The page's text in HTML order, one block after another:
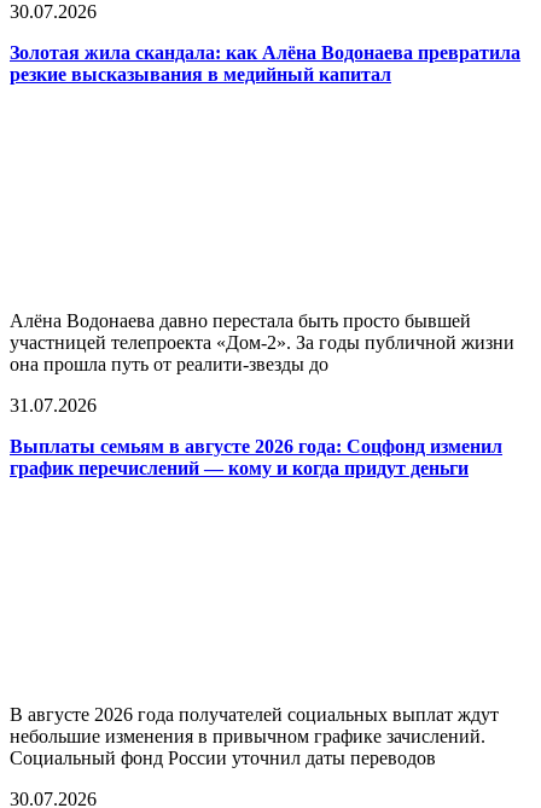
30.07.2026
Золотая жила скандала: как Алёна Водонаева превратила
резкие высказывания в медийный капитал
Алёна Водонаева давно перестала быть просто бывшей
участницей телепроекта «Дом-2». За годы публичной жизни
она прошла путь от реалити-звезды до
31.07.2026
Выплаты семьям в августе 2026 года: Соцфонд изменил
график перечислений — кому и когда придут деньги
В августе 2026 года получателей социальных выплат ждут
небольшие изменения в привычном графике зачислений.
Социальный фонд России уточнил даты переводов
30.07.2026